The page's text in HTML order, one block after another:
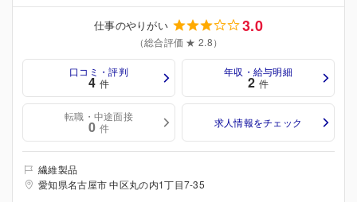
仕事のやりがい 3.0
（総合評価 ★ 2.8）
口コミ・評判
4 件
年収・給与明細
2 件
転職・中途面接
0 件 求人情報をチェック
繊維製品
愛知県名古屋市 中区丸の内1丁目7-35